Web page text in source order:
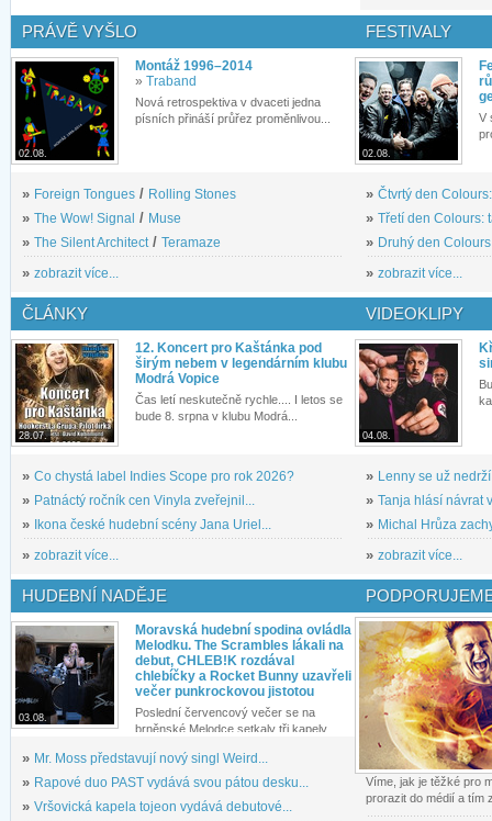
PRÁVĚ VYŠLO
02.08.
Montáž 1996–2014
» Traband
Nová retrospektiva v dvaceti jedna
písních přináší průřez proměnlivou...
» Foreign Tongues / Rolling Stones
» The Wow! Signal / Muse
» The Silent Architect / Teramaze
» zobrazit více...
FESTIVALY
02.08.
V
» Čtvrtý den
» Třetí den Colours:
» Druhý den
» zobrazit více...
ČLÁNKY
28.07.
12. Koncert pro Kaštánka pod
širým nebem v legendárním klubu
Modrá Vopice
Čas letí neskutečně rychle.... I letos se
bude 8. srpna v klubu Modrá...
» Co chystá label Indies Scope pro rok 2026?
» Patnáctý ročník cen Vinyla zveřejnil...
»
Ikona české hudební scény Jana Uriel...
» zobrazit více...
VIDEOKLIPY
04.08.
» Lenny se už
» Tanja hlásí návrat
» Michal Hrůza
» zobrazit více...
HUDEBNÍ NADĚJE
03.08.
Moravská hudební spodina ovládla
Melodku. The Scrambles lákali na
debut, CHLEB!K rozdával
chlebíčky a Rocket Bunny uzavřeli
večer punkrockovou jistotou
Poslední červencový večer se na
brněnské Melodce setkaly tři kapely...
» Mr. Moss představují nový singl Weird...
» Rapové duo PAST vydává svou pátou desku...
» Vršovická kapela tojeon vydává debutové...
Víme, jak je těžké pro
prorazit do médií a tím